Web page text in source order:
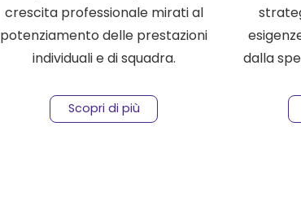
crescita professionale mirati al
potenziamento delle prestazioni
individuali e di squadra.
Scopri di più
dalla